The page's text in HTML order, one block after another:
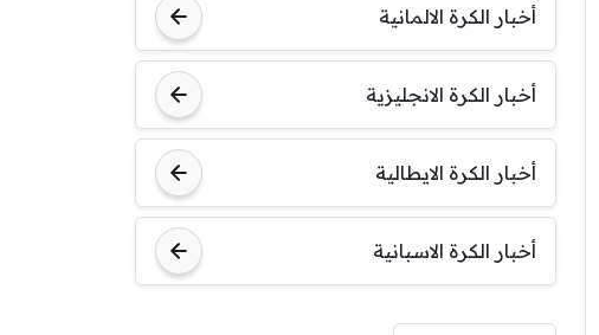
أخبار الكرة الالمانية
أخبار الكرة الانجليزية
أخبار الكرة الايطالية
أخبار الكرة الاسبانية